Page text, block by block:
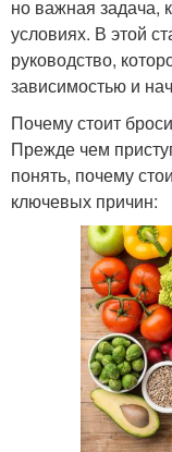
но важная
условиях. В этой
руководство,
зависимостью и
Почему стоит
Прежде чем
понять, почему
ключевых причин: